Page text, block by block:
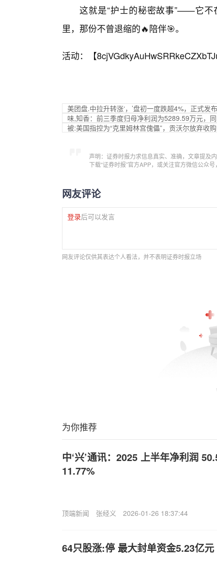
这就是“护士的秘密故事”——它不
里，那份不曾退缩的🔥陪伴🎯。
活动：【
美团盘.中拉升转涨‘，’盘初一度跌超4%，正式
味,知香：前三季度归母净利润为5289.59万元，
被:美国指控为“克里姆林宫傀儡”，贡沃尔放弃收
声明：证券时报力求信息真实、准确，文章提及
下载“证券时报”官方APP，或关注官方微信公众
网友评论
登录后可以发言
网友评论仅供其表达个人看法，并不表明证券时报立场
为你推荐
中‘兴’通讯：2025 上半年净利润
11.77%
顶端新闻 张经义 2026-01-26 18:37:44
64只股涨:停 最大封单资金5.23亿元